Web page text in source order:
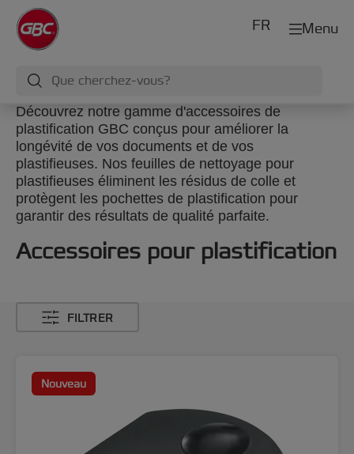
Menu
FR
Découvrez notre gamme d'accessoires de
plastification GBC conçus pour améliorer la
longévité de vos documents et de vos
plastifieuses. Nos feuilles de nettoyage pour
plastifieuses éliminent les résidus de colle et
protègent les pochettes de plastification pour
garantir des résultats de qualité parfaite.
Accessoires pour plastification
FILTRER
Nouveau